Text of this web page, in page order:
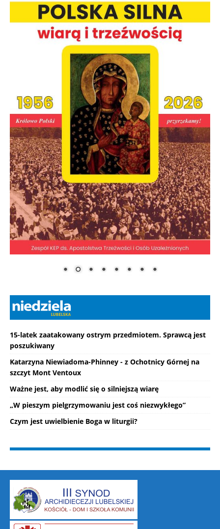
15-latek zaatakowany ostrym przedmiotem. Sprawcą jest
poszukiwany
Katarzyna Niewiadoma-Phinney - z Ochotnicy Górnej na
szczyt Mont Ventoux
Ważne jest, aby modlić się o silniejszą wiarę
„W pieszym pielgrzymowaniu jest coś niezwykłego”
Czym jest uwielbienie Boga w liturgii?